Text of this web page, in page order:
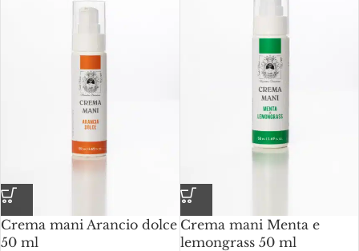
Crema mani Arancio dolce
50 ml
Crema mani Menta e
lemongrass 50 ml